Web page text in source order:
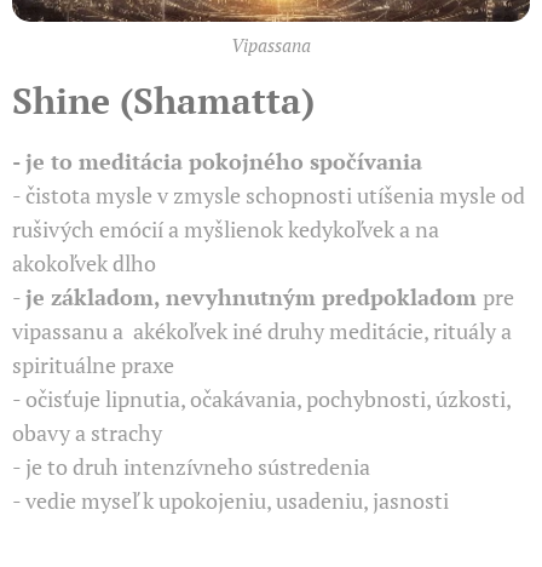
Vipassana
Shine (Shamatta)
- je to meditácia pokojného spočívania
- čistota mysle v zmysle schopnosti utíšenia mysle od
rušivých emócií a myšlienok kedykoľvek a na
akokoľvek dlho
-je základom, nevyhnutným predpokladom pre
vipassanu a akékoľvek iné druhy meditácie, rituály a
spirituálne praxe
- očisťuje lipnutia, očakávania, pochybnosti, úzkosti,
obavy a strachy
- je to druh intenzívneho sústredenia
- vedie myseľ k upokojeniu, usadeniu, jasnosti